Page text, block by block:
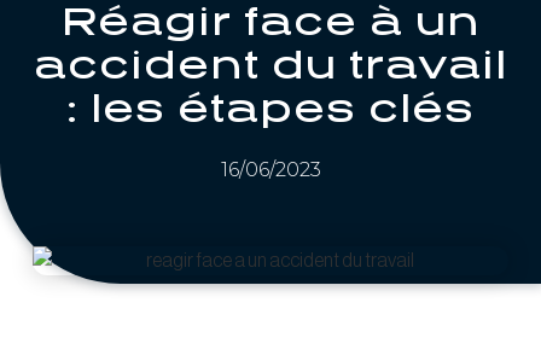
Réagir face à un
accident du travail
: les étapes clés
16/06/2023